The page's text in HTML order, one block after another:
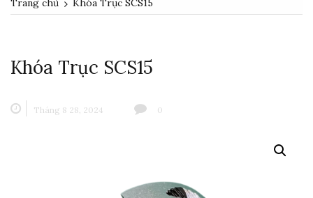
Khóa Trục SCS15
Tháng 8 28, 2024 0